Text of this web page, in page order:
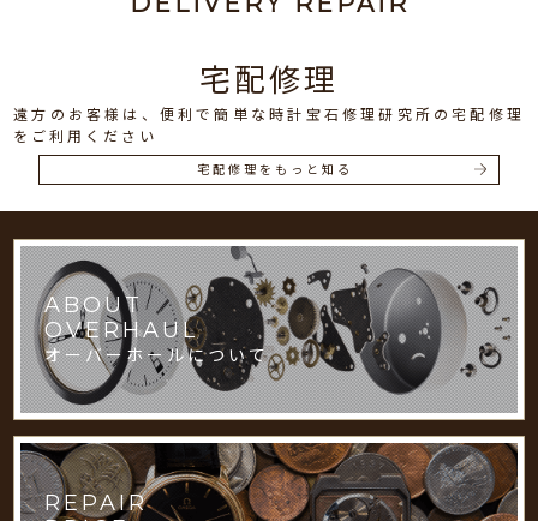
宅配修理
遠方のお客様は、便利で簡単な時計宝石修理研究所の宅配修理
をご利用ください
宅配修理をもっと知る
ABOUT
OVERHAUL
オーバーホールについて
REPAIR